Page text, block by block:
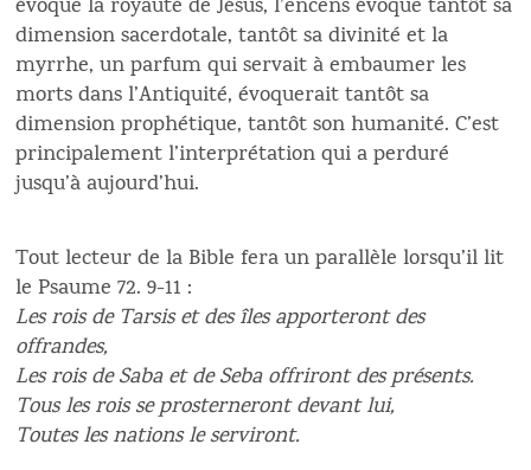
évoque la royauté de Jésus, l’encens évoque tantôt sa
dimension sacerdotale, tantôt sa divinité et la
myrrhe, un parfum qui servait à embaumer les
morts dans l’Antiquité, évoquerait tantôt sa
dimension prophétique, tantôt son humanité. C’est
principalement l’interprétation qui a perduré
jusqu’à aujourd’hui.
Tout lecteur de la Bible fera un parallèle lorsqu’il lit
le Psaume 72. 9-11 :
Les rois de Tarsis et des îles apporteront des
offrandes,
Les rois de Saba et de Seba offriront des présents.
Tous les rois se prosterneront devant lui,
Toutes les nations le serviront.